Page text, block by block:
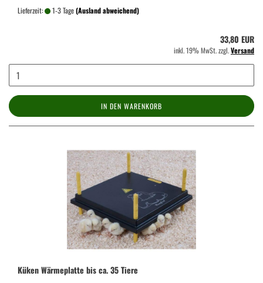
Lieferzeit: 1-3 Tage(Ausland abweichend)
33,80 EUR
inkl. 19% MwSt. zzgl.Versand
IN DEN WARENKORB
Küken Wärmeplatte bis ca. 35 Tiere